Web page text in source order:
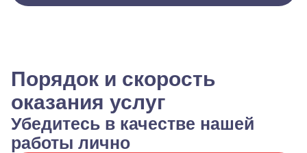
Порядок и скорость
оказания услуг
Убедитесь в качестве нашей
работы лично